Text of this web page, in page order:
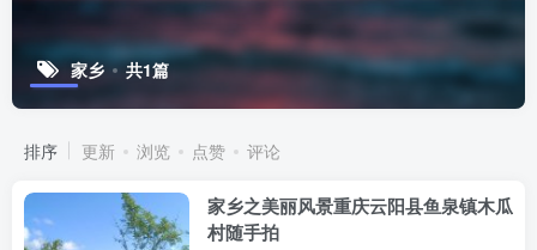
家乡 共1篇
排序 更新 浏览 点赞 评论
家乡之美丽风景重庆云阳县鱼泉镇木瓜
村随手拍